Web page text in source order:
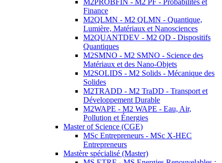
M2PROBFIN - M2 PF - Probabilités et
Finance
M2QLMN - M2 QLMN - Quantique,
Lumière, Matériaux et Nanosciences
M2QUANTDEV - M2 QD - Dispositifs
Quantiques
M2SMNO - M2 SMNO - Science des
Matériaux et des Nano-Objets
M2SOLIDS - M2 Solids - Mécanique des
Solides
M2TRADD - M2 TraDD - Transport et
Développement Durable
M2WAPE - M2 WAPE - Eau, Air,
Pollution et Énergies
Master of Science (CGE)
MSc Entrepreneurs - MSc X-HEC
Entrepreneurs
Mastère spécialisé (Master)